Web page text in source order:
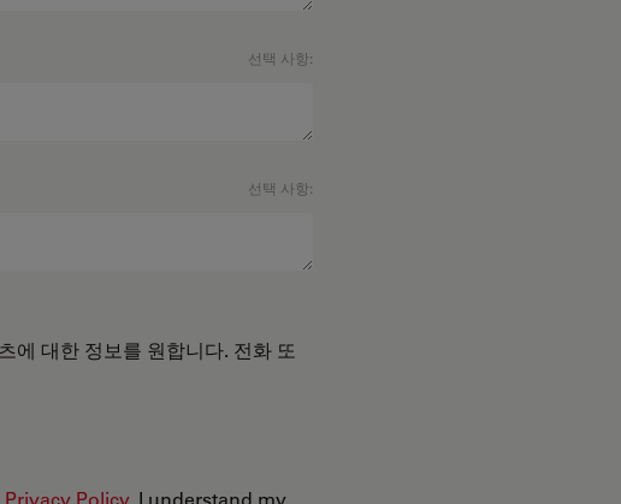
선택 사항:
선택 사항:
에 대한 정보를 원합니다. 전화 또
Privacy Policy. I understand my